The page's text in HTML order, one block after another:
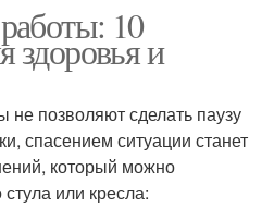
10
здоровья и
не позволяют сделать паузу
спасением ситуации станет
который можно
или кресла: